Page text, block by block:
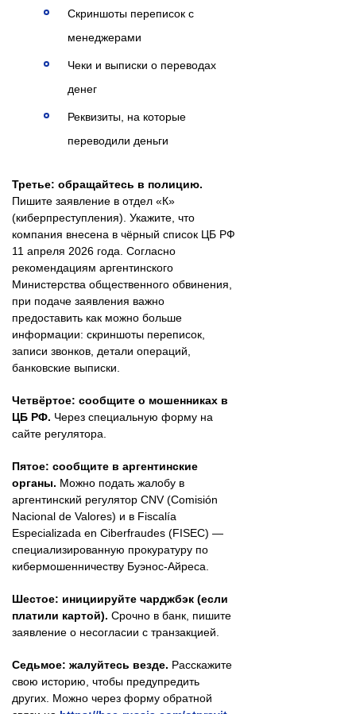
Скриншоты переписок с
менеджерами
Чеки и выписки о переводах
денег
Реквизиты, на которые
переводили деньги
Третье: обращайтесь в полицию.
Пишите заявление в отдел «К»
(киберпреступления). Укажите, что
компания внесена в чёрный список ЦБ РФ
11 апреля 2026 года. Согласно
рекомендациям аргентинского
Министерства общественного обвинения,
при подаче заявления важно
предоставить как можно больше
информации: скриншоты переписок,
записи звонков, детали операций,
банковские выписки.
Четвёртое: сообщите о мошенниках в
ЦБ РФ. Через специальную форму на
сайте регулятора.
Пятое: сообщите в аргентинские
органы. Можно подать жалобу в
аргентинский регулятор CNV (Comisión
Nacional de Valores) и в Fiscalía
Especializada en Ciberfraudes (FISEC) —
специализированную прокуратуру по
кибермошенничеству Буэнос-Айреса.
Шестое: инициируйте чарджбэк (если
платили картой). Срочно в банк, пишите
заявление о несогласии с транзакцией.
Седьмое: жалуйтесь везде. Расскажите
свою историю, чтобы предупредить
других. Можно через форму обратной